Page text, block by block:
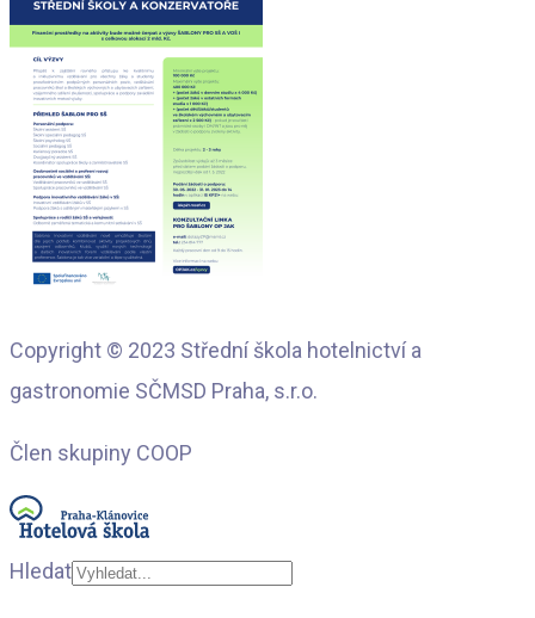
Copyright © 2023 Střední škola hotelnictví a
gastronomie SČMSD Praha, s.r.o.
Člen skupiny COOP
Hledat